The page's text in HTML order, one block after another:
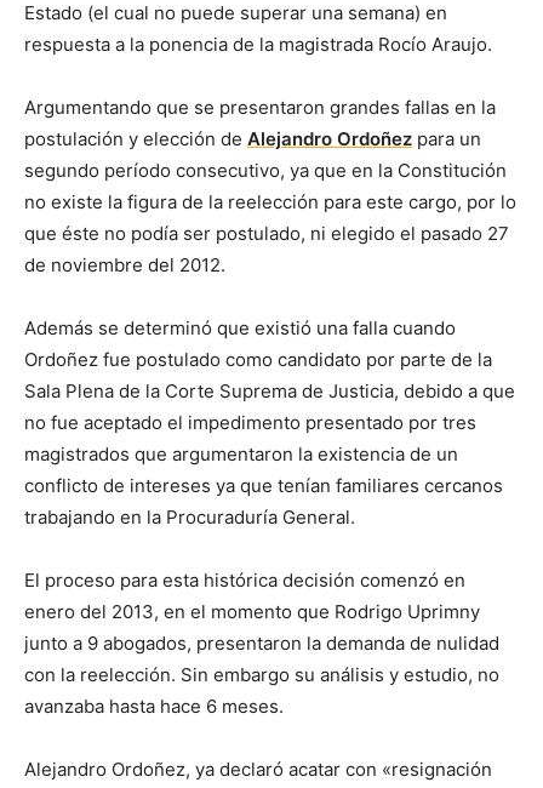
Estado (el cual no puede superar una semana) en
respuesta a la ponencia de la magistrada Rocío Araujo.
Argumentando que se presentaron grandes fallas en la
postulación y elección de Alejandro Ordoñez para un
segundo período consecutivo, ya que en la Constitución
no existe la figura de la reelección para este cargo, por lo
que éste no podía ser postulado, ni elegido el pasado 27
de noviembre del 2012.
Además se determinó que existió una falla cuando
Ordoñez fue postulado como candidato por parte de la
Sala Plena de la Corte Suprema de Justicia, debido a que
no fue aceptado el impedimento presentado por tres
magistrados que argumentaron la existencia de un
conflicto de intereses ya que tenían familiares cercanos
trabajando en la Procuraduría General.
El proceso para esta histórica decisión comenzó en
enero del 2013, en el momento que Rodrigo Uprimny
junto a 9 abogados, presentaron la demanda de nulidad
con la reelección. Sin embargo su análisis y estudio, no
avanzaba hasta hace 6 meses.
Alejandro Ordoñez, ya declaró acatar con «resignación